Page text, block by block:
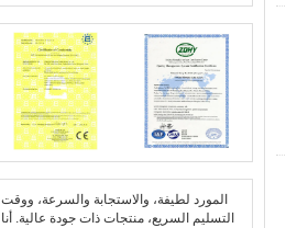
المورد لطيفة، والاستجابة والسرعة، ووقت
التسليم السريع، منتجات ذات جودة عالية. أنا